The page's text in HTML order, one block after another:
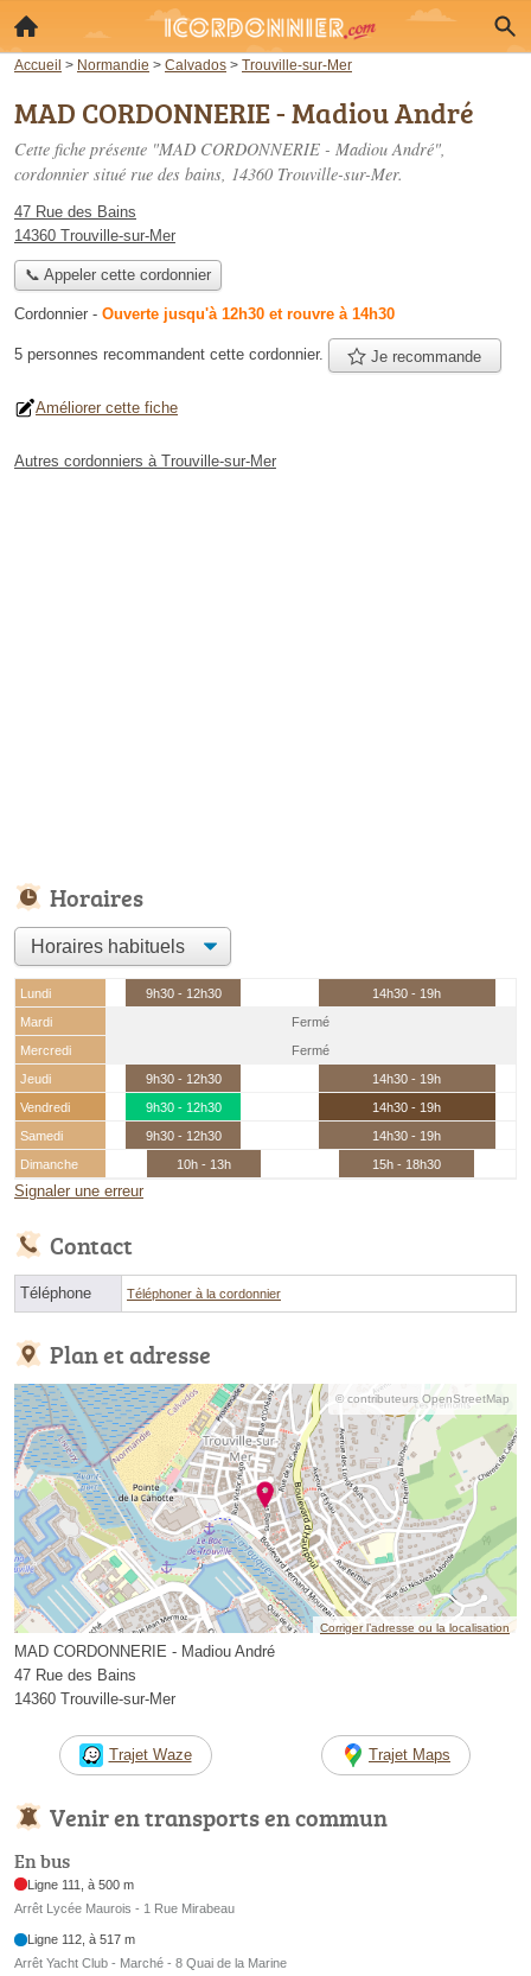
Accueil > Normandie > Calvados > Trouville-sur-Mer
MAD CORDONNERIE - Madiou André
Cette fiche présente "MAD CORDONNERIE - Madiou André",
cordonnier situé rue des bains, 14360 Trouville-sur-Mer.
47 Rue des Bains
14360 Trouville-sur-Mer
📞 Appeler cette cordonnier
Cordonnier - Ouverte jusqu'à 12h30 et rouvre à 14h30
5 personnes recommandent cette cordonnier. Je recommande
Améliorer cette fiche
Autres cordonniers à Trouville-sur-Mer
Horaires
Lundi 9h30 - 12h30
14h30 - 19h
Mardi
Fermé
Mercredi
Fermé
Jeudi
9h30 - 12h30
14h30 - 19h
Vendredi
9h30 - 12h30
14h30 - 19h
Samedi
9h30 - 12h30
14h30 - 19h
Dimanche
10h - 13h 15h - 18h30
Signaler une erreur
Contact
Téléphone Téléphoner à la cordonnier
Plan et adresse
© contributeurs OpenStreetMap
Corriger l’adresse ou la localisation
MAD CORDONNERIE - Madiou André
47 Rue des Bains
14360 Trouville-sur-Mer
Trajet Waze Trajet Maps
Venir en transports en commun
En bus
Ligne 111, à 500 m
Arrêt Lycée Maurois - 1 Rue Mirabeau
Ligne 112, à 517 m
Arrêt Yacht Club - Marché - 8 Quai de la Marine